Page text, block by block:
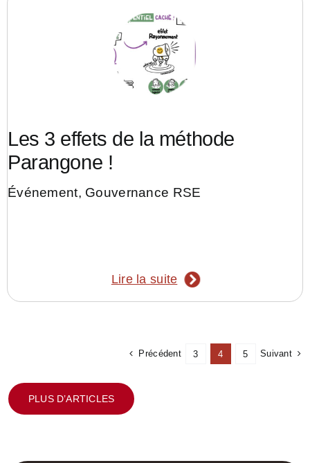
Les 3 effets de la méthode
Parangone !
Événement, Gouvernance RSE
Lire la suite
Précédent 3 4 5 Suivant
PLUS D’ARTICLES